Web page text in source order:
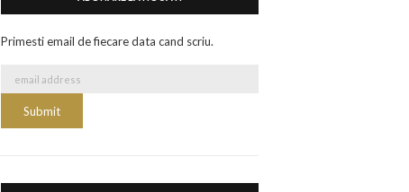
Primesti email de fiecare data cand scriu.